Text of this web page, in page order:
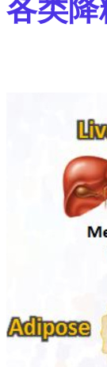
各类